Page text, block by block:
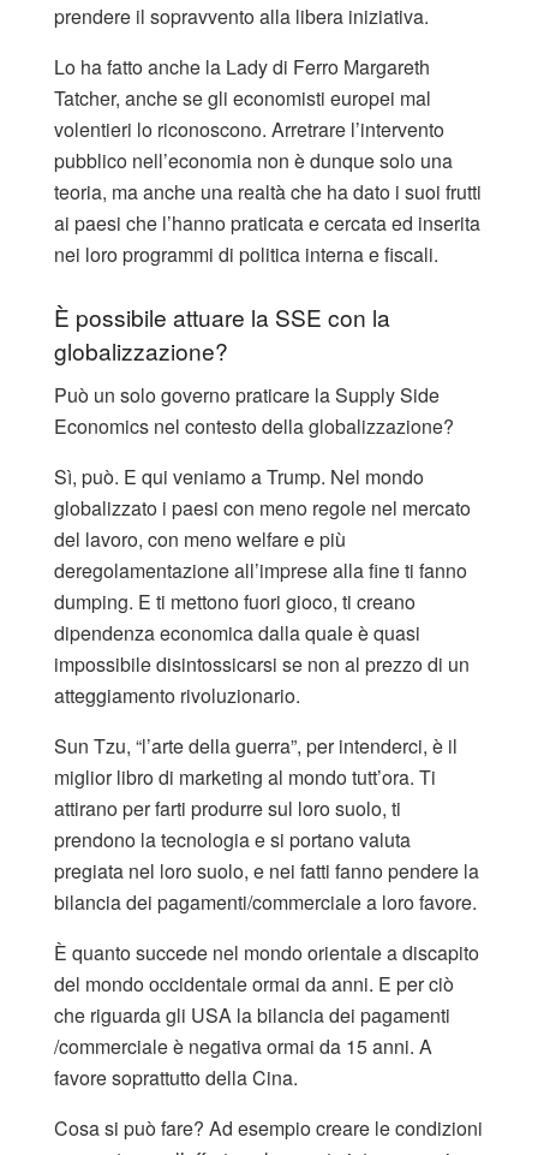
prendere il sopravvento alla libera iniziativa.
Lo ha fatto anche la Lady di Ferro Margareth
Tatcher, anche se gli economisti europei mal
volentieri lo riconoscono. Arretrare l’intervento
pubblico nell’economia non è dunque solo una
teoria, ma anche una realtà che ha dato i suoi frutti
ai paesi che l’hanno praticata e cercata ed inserita
nei loro programmi di politica interna e fiscali.
È possibile attuare la SSE con la
globalizzazione?
Può un solo governo praticare la Supply Side
Economics nel contesto della globalizzazione?
Sì, può. E qui veniamo a Trump. Nel mondo
globalizzato i paesi con meno regole nel mercato
del lavoro, con meno welfare e più
deregolamentazione all’imprese alla fine ti fanno
dumping. E ti mettono fuori gioco, ti creano
dipendenza economica dalla quale è quasi
impossibile disintossicarsi se non al prezzo di un
atteggiamento rivoluzionario.
Sun Tzu, “l’arte della guerra”, per intenderci, è il
miglior libro di marketing al mondo tutt’ora. Ti
attirano per farti produrre sul loro suolo, ti
prendono la tecnologia e si portano valuta
pregiata nel loro suolo, e nei fatti fanno pendere la
bilancia dei pagamenti/commerciale a loro favore.
È quanto succede nel mondo orientale a discapito
del mondo occidentale ormai da anni. E per ciò
che riguarda gli USA la bilancia dei pagamenti
/commerciale è negativa ormai da 15 anni. A
favore soprattutto della Cina.
Cosa si può fare? Ad esempio creare le condizioni